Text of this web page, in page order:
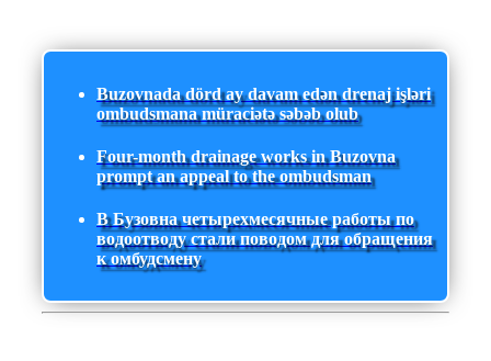
Buzovnada dörd ay davam edən drenaj işləri
ombudsmana müraciətə səbəb olub
Four-month drainage works in Buzovna
prompt an appeal to the ombudsman
В Бузовна четырехмесячные работы по
водоотводу стали поводом для обращения
к омбудсмену